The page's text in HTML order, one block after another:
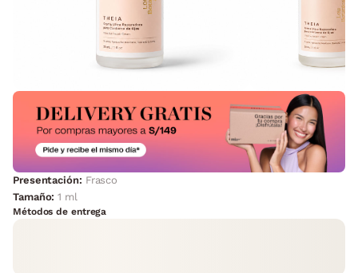
Presentación: Frasco
Tamaño:1 ml
Métodos de entrega